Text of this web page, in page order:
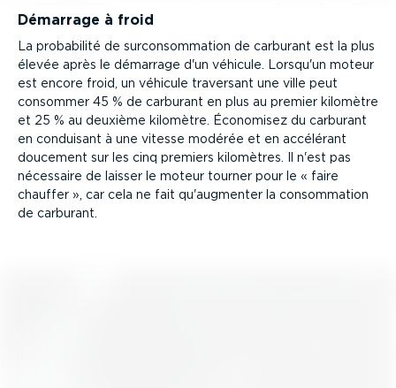
Démarrage à froid
La probabilité de surcon­som­mation de carburant est la plus
élevée après le démarrage d'un véhicule. Lorsqu'un moteur
est encore froid, un véhicule traversant une ville peut
consommer 45 % de carburant en plus au premier kilomètre
et 25 % au deuxième kilomètre. Économisez du carburant
en conduisant à une vitesse modérée et en accélérant
doucement sur les cinq premiers kilomètres. Il n'est pas
nécessaire de laisser le moteur tourner pour le « faire
chauffer », car cela ne fait qu'augmenter la consom­mation
de carburant.